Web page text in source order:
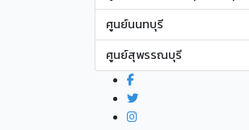
ศูนย์นนทบุรี
ศูนย์สุพรรณบุรี